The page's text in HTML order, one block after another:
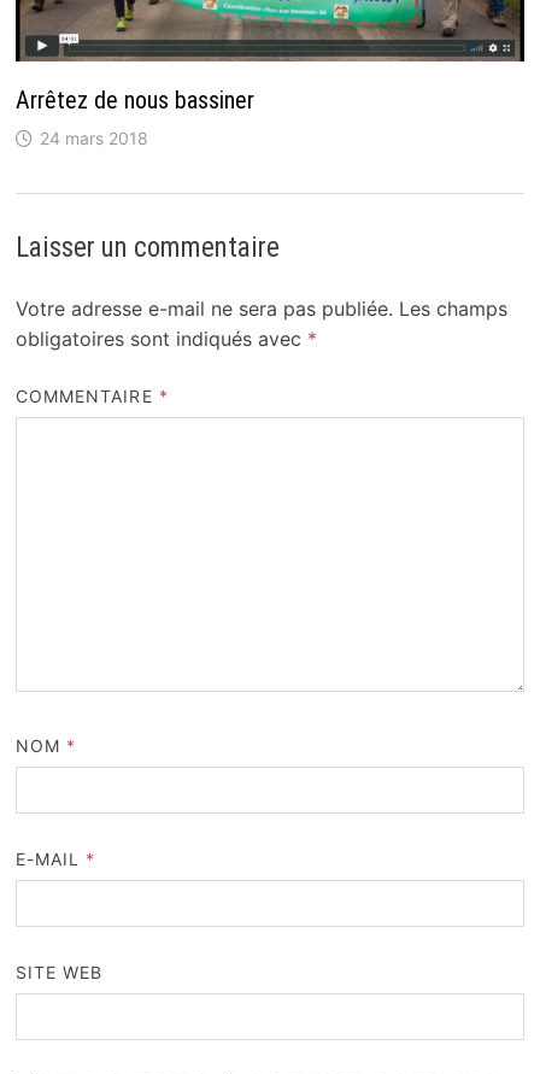
Arrêtez de nous bassiner
24 mars 2018
Laisser un commentaire
Votre adresse e-mail ne sera pas publiée. Les champs
obligatoires sont indiqués avec *
COMMENTAIRE *
NOM *
E-MAIL *
SITE WEB